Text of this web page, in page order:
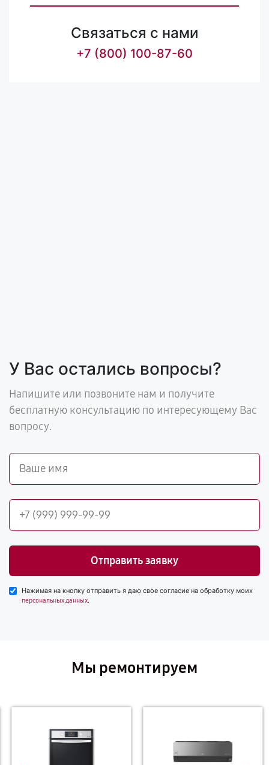
Связаться с нами
+7 (800) 100-87-60
У Вас остались вопросы?
Напишите или позвоните нам и получите
бесплатную консультацию по интересующему Вас
вопросу.
Отправить заявку
Нажимая на кнопку отправить я даю свое согласие на обработку моих
персональных данных.
Мы ремонтируем